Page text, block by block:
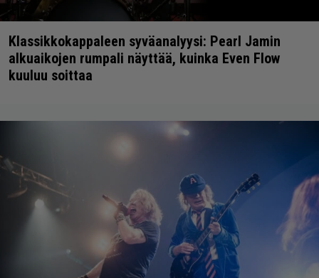
Klassikkokappaleen syväanalyysi: Pearl Jamin
alkuaikojen rumpali näyttää, kuinka Even Flow
kuuluu soittaa